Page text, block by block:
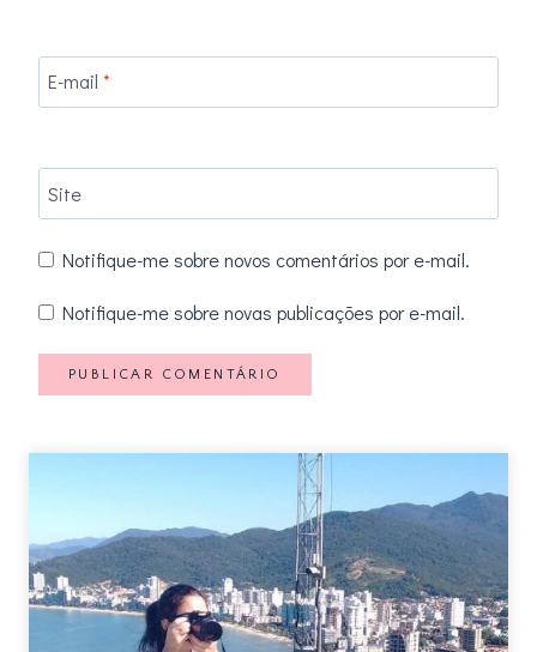
E-mail *
Site
Notifique-me sobre novos comentários por e-mail.
Notifique-me sobre novas publicações por e-mail.